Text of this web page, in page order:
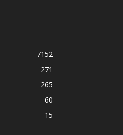
7152
271
265
60
15